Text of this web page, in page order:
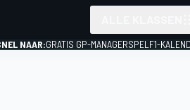
NAAR:GRATIS GP-MANAGERSPEL F1-